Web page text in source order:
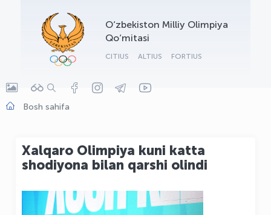
O‘zbekiston Milliy Olimpiya
Qo‘mitasi
CITIUS ALTIUS FORTIUS
Bosh sahifa
Xalqaro Olimpiya kuni katta
shodiyona bilan qarshi olindi
OLYMPCHIK AI - yordamchi
Onlayn · olympic.uz